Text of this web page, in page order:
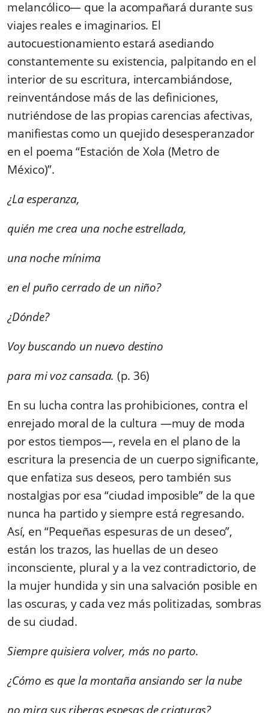
melancólico— que la acompañará durante sus
viajes reales e imaginarios. El
autocuestionamiento estará asediando
constantemente su existencia, palpitando en el
interior de su escritura, intercambiándose,
reinventándose más de las definiciones,
nutriéndose de las propias carencias afectivas,
manifiestas como un quejido desesperanzador
en el poema “Estación de Xola (Metro de
México)”.
¿La esperanza,
quién me crea una noche estrellada,
una noche mínima
en el puño cerrado de un niño?
¿Dónde?
Voy buscando un nuevo destino
para mi voz cansada. (p. 36)
En su lucha contra las prohibiciones, contra el
enrejado moral de la cultura —muy de moda
por estos tiempos—, revela en el plano de la
escritura la presencia de un cuerpo significante,
que enfatiza sus deseos, pero también sus
nostalgias por esa “ciudad imposible” de la que
nunca ha partido y siempre está regresando.
Así, en “Pequeñas espesuras de un deseo”,
están los trazos, las huellas de un deseo
inconsciente, plural y a la vez contradictorio, de
la mujer hundida y sin una salvación posible en
las oscuras, y cada vez más politizadas, sombras
de su ciudad.
Siempre quisiera volver, más no parto.
¿Cómo es que la montaña ansiando ser la nube